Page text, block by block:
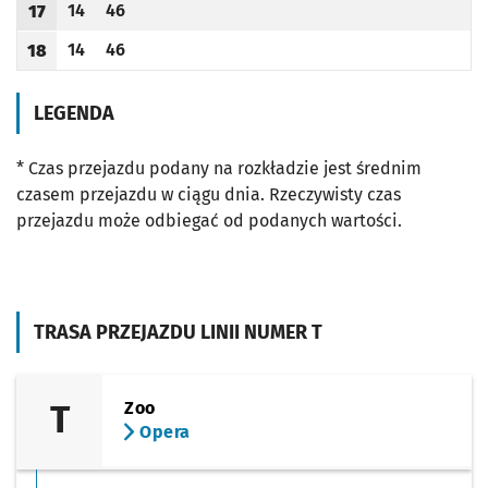
TRASA PRZEJAZDU LINII NUMER T
T
Zoo
Opera
Godzina odjazdu
17
Odjazd
14
minut po godzinie 17
Odjazd
46
minut po godzinie 17
Godzina odjazdu
18
Odjazd
14
minut po godzinie 18
Odjazd
46
minut po godzinie 18
LEGENDA
* Czas przejazdu podany na rozkładzie jest średnim
czasem przejazdu w ciągu dnia. Rzeczywisty czas
przejazdu może odbiegać od podanych wartości.